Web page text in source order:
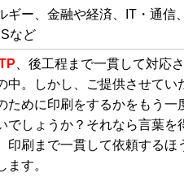
ギー、金融や経済、IT・通
など
、後工程まで一貫して対応
中。しかし、ご提供させて
ために印刷をするかをもう
でしょうか？それなら言葉
印刷まで一貫して依頼する
す。